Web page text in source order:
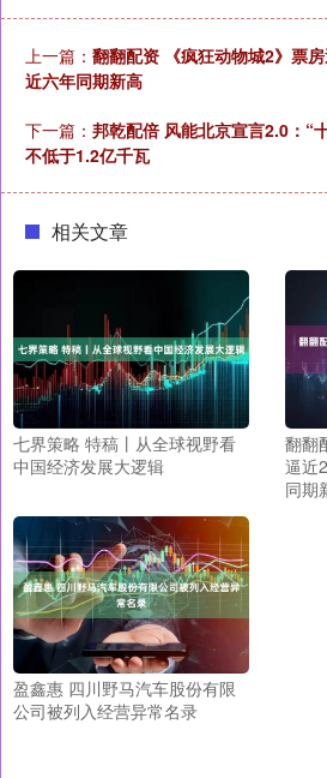
上一篇： 翻翻配资 《疯狂动物城2》票
近六年同期新高
下一篇： 邦乾配倍 风能北京宣言2.0：“
不低于1.2亿千瓦
相关文章
七界策略 特稿丨从全球视野看
中国经济发展大逻辑
翻翻
逼近
同期
盈鑫惠 四川野马汽车股份有限
公司被列入经营异常名录